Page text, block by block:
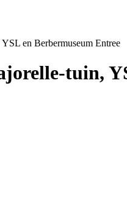
en Berbermuseum Entree
tuin,